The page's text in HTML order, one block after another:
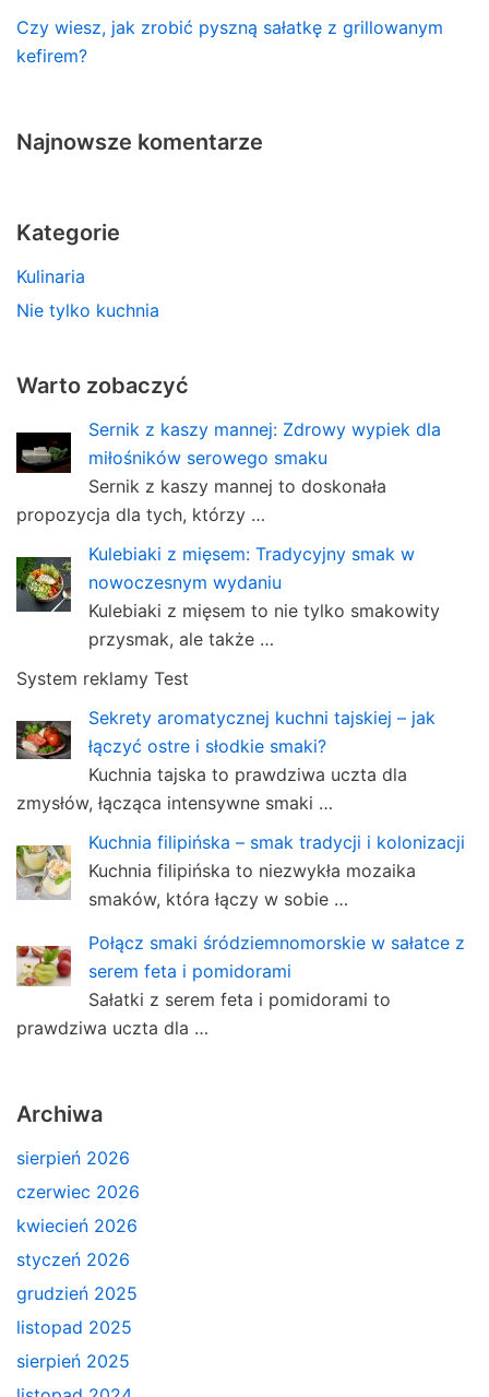
Czy wiesz, jak zrobić pyszną sałatkę z grillowanym
kefirem?
Najnowsze komentarze
Kategorie
Kulinaria
Nie tylko kuchnia
Warto zobaczyć
Sernik z kaszy mannej: Zdrowy wypiek dla
miłośników serowego smaku
Sernik z kaszy mannej to doskonała
propozycja dla tych, którzy …
Kulebiaki z mięsem: Tradycyjny smak w
nowoczesnym wydaniu
Kulebiaki z mięsem to nie tylko smakowity
przysmak, ale także …
System reklamy Test
Sekrety aromatycznej kuchni tajskiej – jak
łączyć ostre i słodkie smaki?
Kuchnia tajska to prawdziwa uczta dla
zmysłów, łącząca intensywne smaki …
Kuchnia filipińska – smak tradycji i kolonizacji
Kuchnia filipińska to niezwykła mozaika
smaków, która łączy w sobie …
Połącz smaki śródziemnomorskie w sałatce z
serem feta i pomidorami
Sałatki z serem feta i pomidorami to
prawdziwa uczta dla …
Archiwa
sierpień 2026
czerwiec 2026
kwiecień 2026
styczeń 2026
grudzień 2025
listopad 2025
sierpień 2025